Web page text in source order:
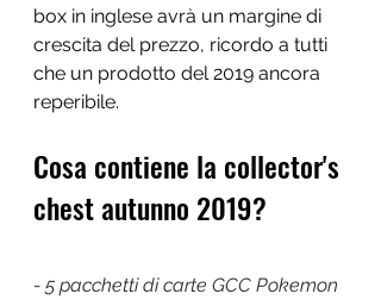
box in inglese avrà un margine di
crescita del prezzo, ricordo a tutti
che un prodotto del 2019 ancora
reperibile.
Cosa contiene la collector's
chest autunno 2019?
- 5 pacchetti di carte GCC Pokemon